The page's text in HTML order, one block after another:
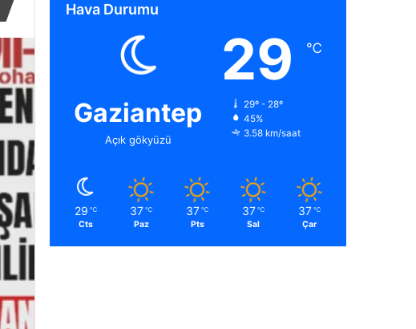
Hava Durumu
Gaziantep
Açık gökyüzü
29 ℃
29º - 28º
45%
3.58 km/saat
29 ℃
Cts
37 ℃
Paz
37 ℃
Pts
37 ℃
Sal
37 ℃
Çar